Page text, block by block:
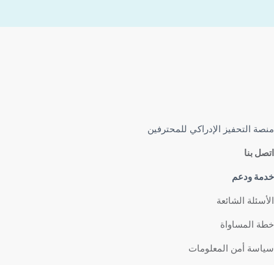
منصة التحفيز الإدراكي للمحترفين
اتصل بنا
خدمة ودعم
الأسئلة الشائعة
خطة المساواة
سياسة أمن المعلومات